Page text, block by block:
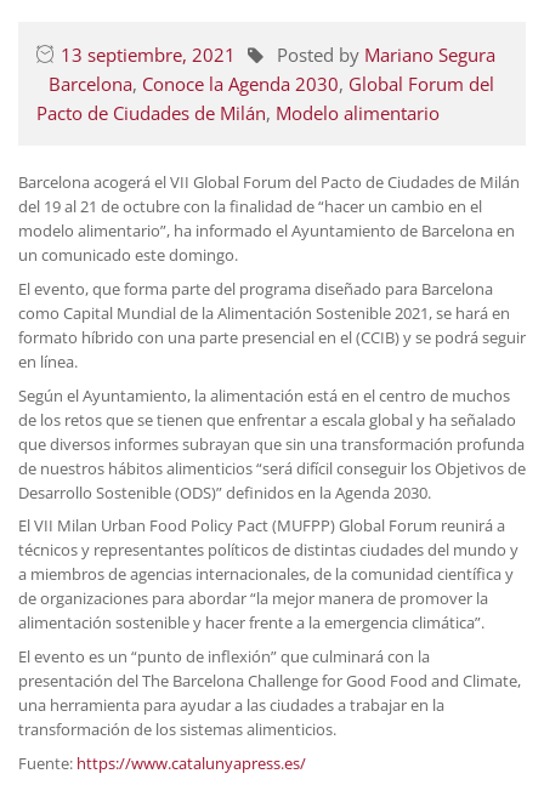
13 septiembre, 2021 Posted by Mariano Segura
Barcelona, Conoce la Agenda 2030, Global Forum del
Pacto de Ciudades de Milán, Modelo alimentario
Barcelona acogerá el VII Global Forum del Pacto de Ciudades de Milán
del 19 al 21 de octubre con la finalidad de “hacer un cambio en el
modelo alimentario”, ha informado el Ayuntamiento de Barcelona en
un comunicado este domingo.
El evento, que forma parte del programa diseñado para Barcelona
como Capital Mundial de la Alimentación Sostenible 2021, se hará en
formato híbrido con una parte presencial en el (CCIB) y se podrá seguir
en línea.
Según el Ayuntamiento, la alimentación está en el centro de muchos
de los retos que se tienen que enfrentar a escala global y ha señalado
que diversos informes subrayan que sin una transformación profunda
de nuestros hábitos alimenticios “será difícil conseguir los Objetivos de
Desarrollo Sostenible (ODS)” definidos en la Agenda 2030.
El VII Milan Urban Food Policy Pact (MUFPP) Global Forum reunirá a
técnicos y representantes políticos de distintas ciudades del mundo y
a miembros de agencias internacionales, de la comunidad científica y
de organizaciones para abordar “la mejor manera de promover la
alimentación sostenible y hacer frente a la emergencia climática”.
El evento es un “punto de inflexión” que culminará con la
presentación del The Barcelona Challenge for Good Food and Climate,
una herramienta para ayudar a las ciudades a trabajar en la
transformación de los sistemas alimenticios.
Fuente: https://www.catalunyapress.es/